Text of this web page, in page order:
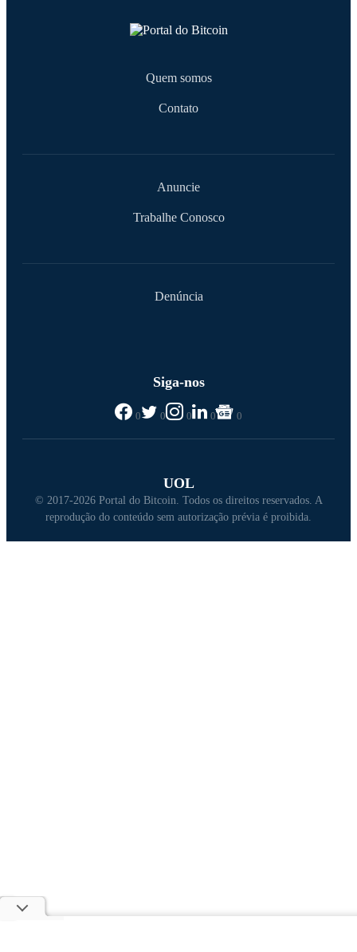
Quem somos
Contato
Anuncie
Trabalhe Conosco
Denúncia
Siga-nos
0 0 0 0 0
UOL
© 2017-2026 Portal do Bitcoin. Todos os direitos reservados. A
reprodução do conteúdo sem autorização prévia é proibida.